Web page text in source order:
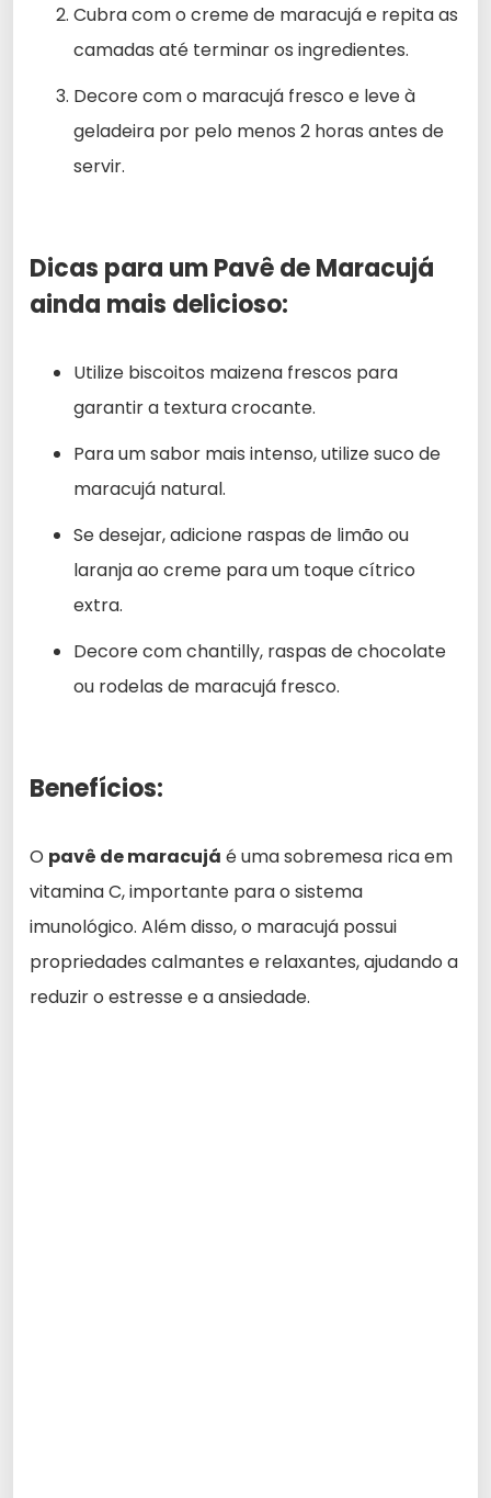
Cubra com o creme de maracujá e repita as
camadas até terminar os ingredientes.
Decore com o maracujá fresco e leve à
geladeira por pelo menos 2 horas antes de
servir.
Dicas para um Pavê de Maracujá
ainda mais delicioso:
Utilize biscoitos maizena frescos para
garantir a textura crocante.
Para um sabor mais intenso, utilize suco de
maracujá natural.
Se desejar, adicione raspas de limão ou
laranja ao creme para um toque cítrico
extra.
Decore com chantilly, raspas de chocolate
ou rodelas de maracujá fresco.
Benefícios:
O pavê de maracujá é uma sobremesa rica em
vitamina C, importante para o sistema
imunológico. Além disso, o maracujá possui
propriedades calmantes e relaxantes, ajudando a
reduzir o estresse e a ansiedade.